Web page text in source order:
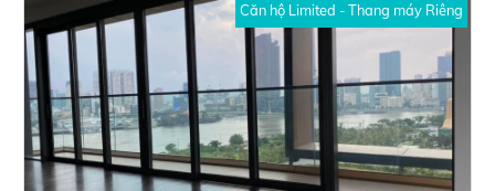
Căn hộ Limited - Thang máy Riêng